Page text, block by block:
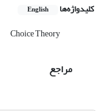
کلیدواژه‌ها English
Choice Theory
مراجع